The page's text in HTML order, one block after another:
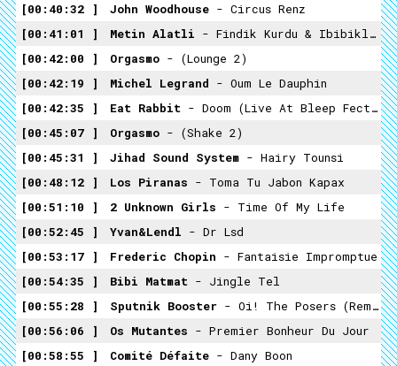
00:40:32
John Woodhouse - Circus Renz
00:41:01
Metin Alatli - Findik Kurdu & Ibibikler & Dere & Duriyem
00:42:00
Orgasmo - (lounge 2)
00:42:19
Michel Legrand - Oum Le Dauphin
00:42:35
Eat Rabbit - Doom (live At Bleep Fectival) VS Eat Rabbit Doom (Radioclash Le Lapin)
00:45:07
Orgasmo - (shake 2)
00:45:31
Jihad Sound System - Hairy Tounsi
00:48:12
Los Piranas - Toma Tu Jabon Kapax
00:51:10
2 Unknown Girls - Time Of My Life
00:52:45
Yvan&lendl - Dr Lsd
00:53:17
Frederic Chopin - Fantaisie Impromptue
00:54:35
Bibi Matmat - Jingle Tel
00:55:28
Sputnik Booster - Oi! The Posers (Remix By Computer Truck)
00:56:06
Os Mutantes - Premier Bonheur Du Jour
00:58:55
Comité Défaite - Dany Boon